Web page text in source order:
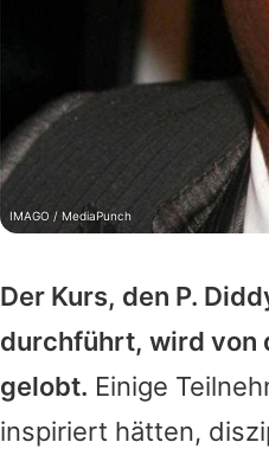
Der Kurs, den P.
durchführt, wird von
gelobt. Einige
inspiriert hätten,
IMAGO / MediaPunch